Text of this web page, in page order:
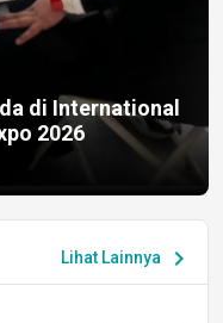
di International
2026
Lihat Lainnya chevron_right